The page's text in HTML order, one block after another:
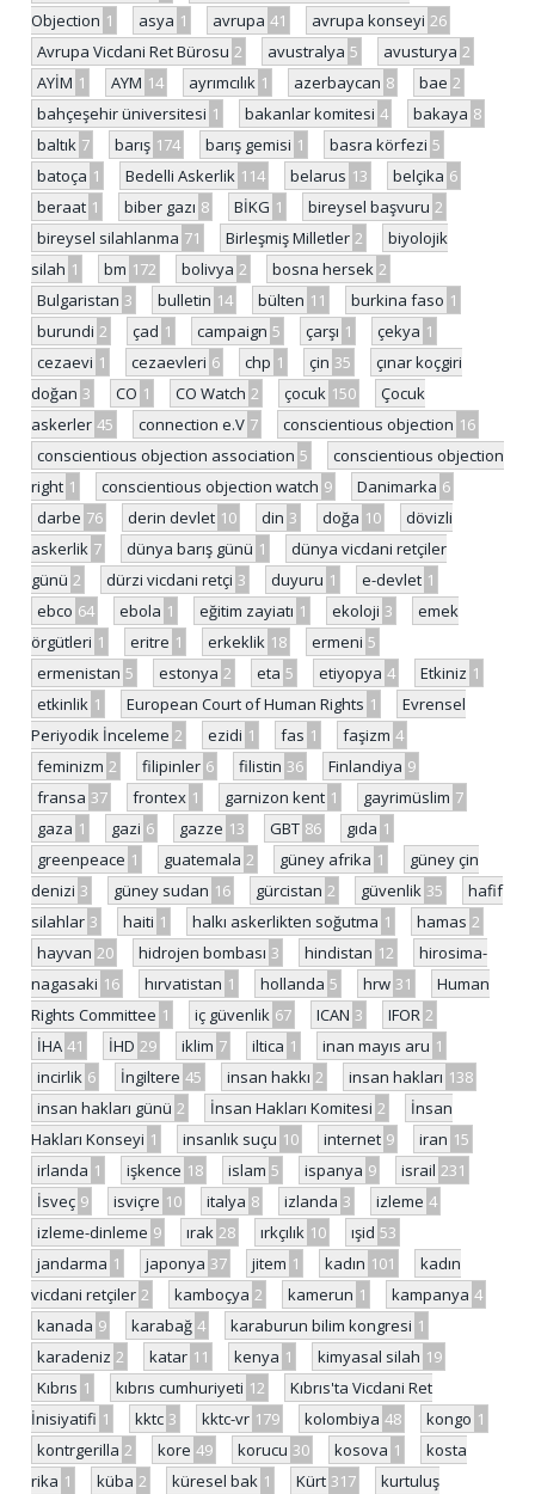
Objection 1 asya 1 avrupa 41 avrupa konseyi 26
Avrupa Vicdani Ret Bürosu 2 avustralya 5 avusturya 2
AYİM 1 AYM 14 ayrımcılık 1 azerbaycan 8 bae 2
bahçeşehir üniversitesi 1 bakanlar komitesi 4 bakaya 8
baltık 7 barış 174 barış gemisi 1 basra körfezi 5
batoça 1 Bedelli Askerlik 114 belarus 13 belçika 6
beraat 1 biber gazı 8 BİKG 1 bireysel başvuru 2
bireysel silahlanma 71 Birleşmiş Milletler 2
biyolojik
silah 1 bm 172 bolivya 2 bosna hersek 2
Bulgaristan 3 bulletin 14 bülten 11 burkina faso 1
burundi 2 çad 1 campaign 5 çarşı 1 çekya 1
cezaevi 1 cezaevleri 6 chp 1 çin 35
çınar koçgiri
doğan 3 CO 1 CO Watch 2 çocuk 150
Çocuk
askerler 45 connection e.V 7 conscientious objection 16
conscientious objection association 5
conscientious objection
right 1 conscientious objection watch 9 Danimarka 6
darbe 76 derin devlet 10 din 3 doğa 10
dövizli
askerlik 7 dünya barış günü 1
dünya vicdani retçiler
günü 2 dürzi vicdani retçi 3 duyuru 1 e-devlet 1
ebco 64 ebola 1 eğitim zayiatı 1 ekoloji 3
emek
örgütleri 1 eritre 1 erkeklik 18 ermeni 5
ermenistan 5 estonya 2 eta 5 etiyopya 4 Etkiniz 1
etkinlik 1 European Court of Human Rights 1
Evrensel
Periyodik İnceleme 2 ezidi 1 fas 1 faşizm 4
feminizm 2 filipinler 6 filistin 36 Finlandiya 9
fransa 37 frontex 1 garnizon kent 1 gayrimüslim 7
gaza 1 gazi 6 gazze 13 GBT 86 gıda 1
greenpeace 1 guatemala 2 güney afrika 1
güney çin
denizi 3 güney sudan 16 gürcistan 2 güvenlik 35
hafif
silahlar 3 haiti 1 halkı askerlikten soğutma 1 hamas 2
hayvan 20 hidrojen bombası 3 hindistan 12
hirosima-
nagasaki 16 hırvatistan 1 hollanda 5 hrw 31
Human
Rights Committee 1 iç güvenlik 67 ICAN 3 IFOR 2
İHA 41 İHD 29 iklim 7 iltica 1 inan mayıs aru 1
incirlik 6 İngiltere 45 insan hakkı 2 insan hakları 138
insan hakları günü 2 İnsan Hakları Komitesi 2
İnsan
Hakları Konseyi 1 insanlık suçu 10 internet 9 iran 15
irlanda 1 işkence 18 islam 5 ispanya 9 israil 231
İsveç 9 isviçre 10 italya 8 izlanda 3 izleme 4
izleme-dinleme 9 ırak 28 ırkçılık 10 ışid 53
jandarma 1 japonya 37 jitem 1 kadın 101
kadın
vicdani retçiler 2 kamboçya 2 kamerun 1 kampanya 4
kanada 9 karabağ 4 karaburun bilim kongresi 1
karadeniz 2 katar 11 kenya 1 kimyasal silah 19
Kıbrıs 1 kıbrıs cumhuriyeti 12
Kıbrıs'ta Vicdani Ret
İnisiyatifi 1 kktc 3 kktc-vr 179 kolombiya 48 kongo 1
kontrgerilla 2 kore 49 korucu 30 kosova 1
kosta
rika 1 küba 2 küresel bak 1 Kürt 317
kurtuluş